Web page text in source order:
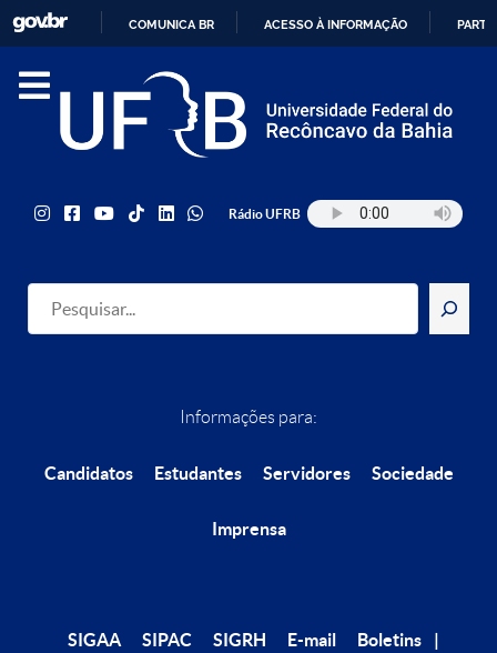
PARA
COMUNICA BR ACESSO À INFORMAÇÃO
Informações para:
Candidatos Estudantes Servidores Sociedade
Imprensa
SIGAA SIPAC SIGRH E-mail Boletins
Rádio UFRB
Pesquisar